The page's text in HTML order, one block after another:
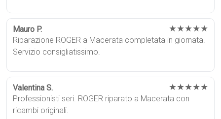
Mauro P. ★★★★★
Riparazione ROGER a Macerata completata in giornata.
Servizio consigliatissimo.
Valentina S. ★★★★★
Professionisti seri. ROGER riparato a Macerata con
ricambi originali.